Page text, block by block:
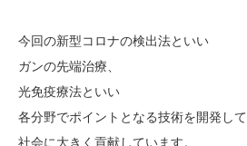
今回の新型コロナの検出法といい
ガンの先端治療、
光免疫療法といい
各分野でポイントとなる技術を開発して
社会に大きく貢献しています。